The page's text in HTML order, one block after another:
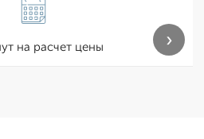
на расчет цены ›